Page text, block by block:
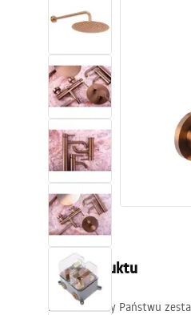
Umywalki
Wanny i parawany
Baterie
Natryski
Kuchnia
Akcesoria i meble
Opis produktu
Prezentujemy Państwu